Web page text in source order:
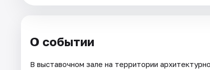
О событии
В выставочном зале на территории